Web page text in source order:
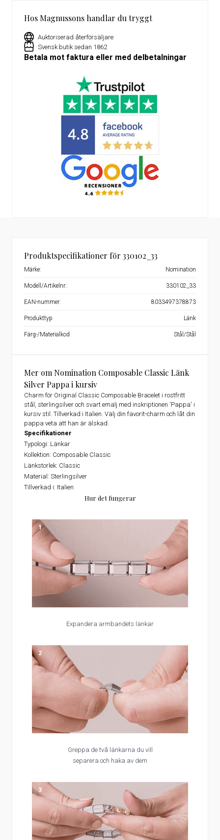
Hos Magnussons handlar du tryggt
Auktoriserad återförsäljare
Svensk butik sedan 1862
Betala mot faktura eller med delbetalningar
Mer om Nomination Composable Classic Länk
Silver Pappa i kursiv
Charm för Original Classic Composable Bracelet i rostfritt
stål, sterlingsilver och svart emalj med inskriptionen 'Pappa' i
kursiv stil. Tillverkad i Italien. Välj din favorit-charm och låt din
pappa veta att han är älskad.
Specifikationer
Typologi: Länkar
Kollektion: Composable Classic
Länkstorlek: Classic
Material: Sterlingsilver
Tillverkad i: Italien
Hur det fungerar
1
Expandera armbandets länkar
2
Greppa de två länkarna du vill
separera och haka av dem
3
Produktspecifikationer för 330102_33
Märke: Nomination
Modell/Artikelnr.: 330102_33
EAN-nummer: 8033497378873
Produkttyp Länk
Färg-/Materialkod Stål/Stål